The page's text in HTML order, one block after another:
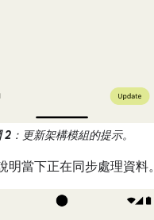
2：更新架構模組的提示。
當下正在同步處理資料。